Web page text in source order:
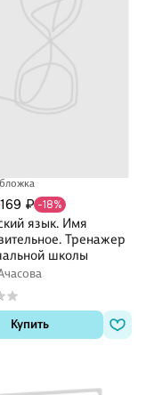
169 ₽ -18%
язык. Имя
Тренажер
школы
Купить